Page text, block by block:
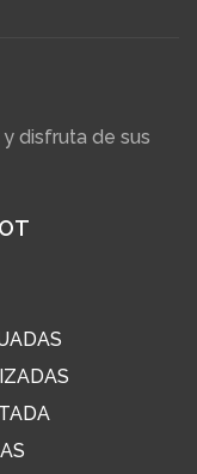
disfruta de sus